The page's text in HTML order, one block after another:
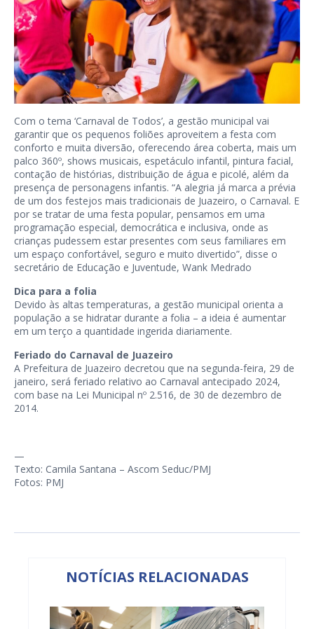
Com o tema ‘Carnaval de Todos’, a gestão municipal vai
garantir que os pequenos foliões aproveitem a festa com
conforto e muita diversão, oferecendo área coberta, mais um
palco 360º, shows musicais, espetáculo infantil, pintura facial,
contação de histórias, distribuição de água e picolé, além da
presença de personagens infantis. “A alegria já marca a prévia
de um dos festejos mais tradicionais de Juazeiro, o Carnaval. E
por se tratar de uma festa popular, pensamos em uma
programação especial, democrática e inclusiva, onde as
crianças pudessem estar presentes com seus familiares em
um espaço confortável, seguro e muito divertido”, disse o
secretário de Educação e Juventude, Wank Medrado
Dica para a folia
Devido às altas temperaturas, a gestão municipal orienta a
população a se hidratar durante a folia – a ideia é aumentar
em um terço a quantidade ingerida diariamente.
Feriado do Carnaval de Juazeiro
A Prefeitura de Juazeiro decretou que na segunda-feira, 29 de
janeiro, será feriado relativo ao Carnaval antecipado 2024,
com base na Lei Municipal nº 2.516, de 30 de dezembro de
2014.
—
Texto: Camila Santana – Ascom Seduc/PMJ
Fotos: PMJ
NOTÍCIAS RELACIONADAS